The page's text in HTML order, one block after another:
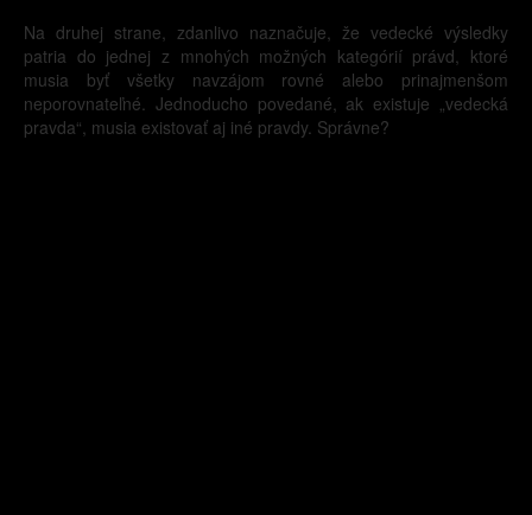
Na druhej strane, zdanlivo naznačuje, že vedecké výsledky
patria do jednej z mnohých možných kategórií právd, ktoré
musia byť všetky navzájom rovné alebo prinajmenšom
neporovnateľné. Jednoducho povedané, ak existuje „vedecká
pravda“, musia existovať aj iné pravdy. Správne?